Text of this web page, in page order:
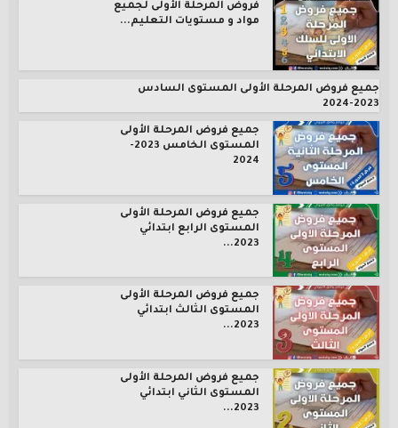
فروض المرحلة الأولى لجميع
مواد و مستويات التعليم...
جميع فروض المرحلة الأولى المستوى السادس
2023-2024
جميع فروض المرحلة الأولى
المستوى الخامس 2023-
2024
جميع فروض المرحلة الأولى
المستوى الرابع ابتدائي
2023...
جميع فروض المرحلة الأولى
المستوى الثالث ابتدائي
2023...
جميع فروض المرحلة الأولى
المستوى الثاني ابتدائي
2023...